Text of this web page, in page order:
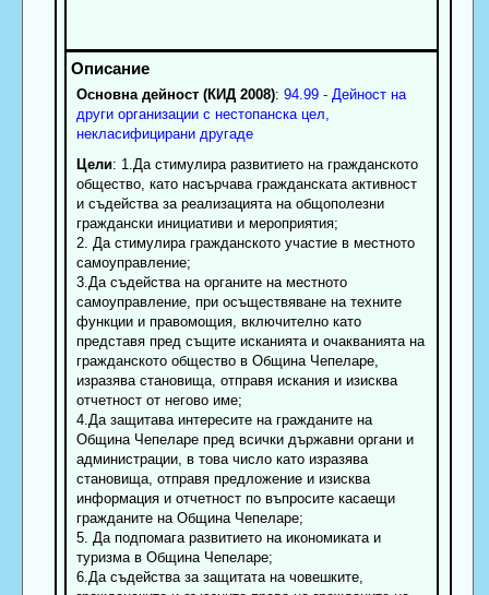
Основна дейност (КИД 2008): 94.99 - Дейност на
други организации с нестопанска цел,
некласифицирани другаде
Цели: 1.Да стимулира развитието на гражданското
общество, като насърчава гражданската активност
и съдейства за реализацията на общополезни
граждански инициативи и мероприятия;
2. Да стимулира гражданското участие в местното
самоуправление;
3.Да съдейства на органите на местното
самоуправление, при осъществяване на техните
функции и правомощия, включително като
представя пред същите исканията и очакванията на
гражданското общество в Община Чепеларе,
изразява становища, отправя искания и изисква
отчетност от негово име;
4.Да защитава интересите на гражданите на
Община Чепеларе пред всички държавни органи и
администрации, в това число като изразява
становища, отправя предложение и изисква
информация и отчетност по въпросите касаещи
гражданите на Община Чепеларе;
5. Да подпомага развитието на икономиката и
туризма в Община Чепеларе;
6.Да съдейства за защитата на човешките,